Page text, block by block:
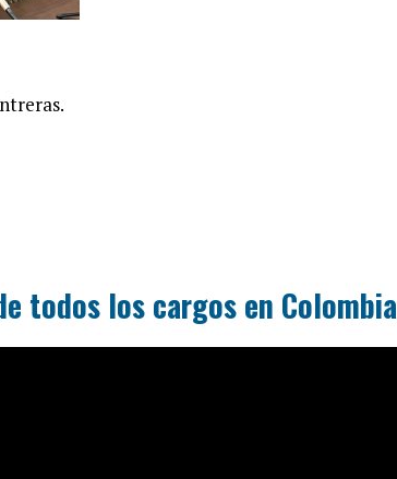
todos los cargos en Colombia